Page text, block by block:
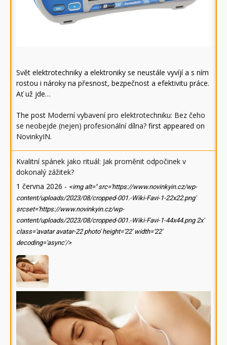
Svět elektrotechniky a elektroniky se neustále vyvíjí a s ním
rostou i nároky na přesnost, bezpečnost a efektivitu práce.
Ať už jde…
The post Moderní vybavení pro elektrotechniku: Bez čeho
se neobejde (nejen) profesionální dílna? first appeared on
NovinkyIN.
Kvalitní spánek jako rituál: Jak proměnit odpočinek v
dokonalý zážitek?
1 června 2026 - <img alt='' src='https://www.novinkyin.cz/wp-
content/uploads/2023/08/cropped-001.-Wiki-Favi-1-22x22.png'
srcset='https://www.novinkyin.cz/wp-
content/uploads/2023/08/cropped-001.-Wiki-Favi-1-44x44.png 2x'
class='avatar avatar-22 photo' height='22' width='22'
decoding='async'/>